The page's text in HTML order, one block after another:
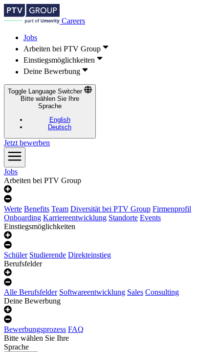
Careers
Jobs
Arbeiten bei PTV Group
Einstiegsmöglichkeiten
Deine Bewerbung
Toggle Language Switcher
Bitte wählen Sie Ihre
Sprache
English
Deutsch
Jetzt bewerben
Jobs
Arbeiten bei PTV Group
Werte Benefits Team Diversität bei PTV Group Firmenprofil
Onboarding Karriereentwicklung Standorte Events
Einstiegsmöglichkeiten
Schüler Studierende Direkteinstieg
Berufsfelder
Alle Berufsfelder Softwareentwicklung Sales Consulting
Deine Bewerbung
Bewerbungsprozess FAQ
Bitte wählen Sie Ihre
Sprache